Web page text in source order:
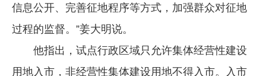
信息公开、完善征地程序等方式，加强群众对征地
过程的监督。”姜大明说。
他指出，试点行政区域只允许集体经营性建设
用地入市，非经营性集体建设用地不得入市。入市